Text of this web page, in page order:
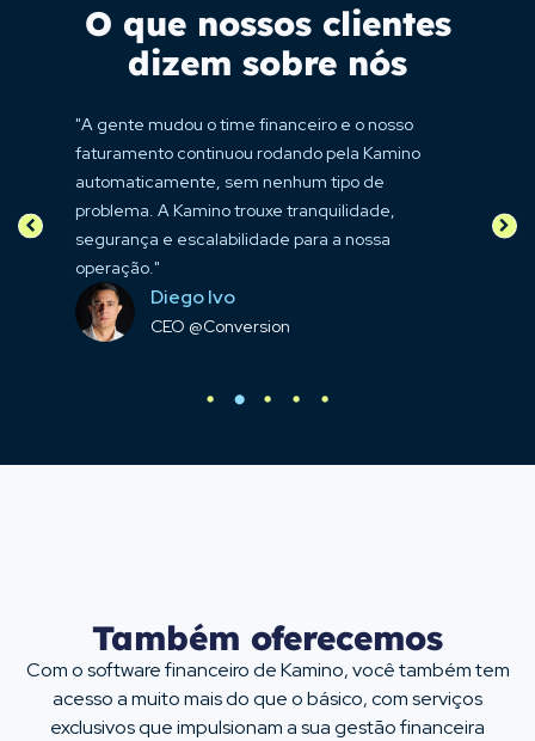
O que nossos clientes
dizem sobre nós
"A gente mudou o time financeiro e o nosso
faturamento continuou rodando pela Kamino
automaticamente, sem nenhum tipo de
problema. A Kamino trouxe tranquilidade,
segurança e escalabilidade para a nossa
operação."
Diego Ivo
CEO @Conversion
Também oferecemos
Com o software financeiro de Kamino, você também tem
acesso a muito mais do que o básico, com serviços
exclusivos que impulsionam a sua gestão financeira